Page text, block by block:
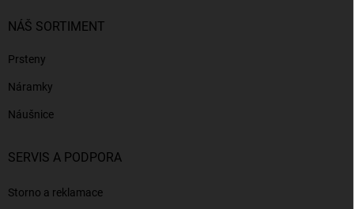
NÁŠ SORTIMENT
Prsteny
Náramky
Náušnice
SERVIS A PODPORA
Storno a reklamace